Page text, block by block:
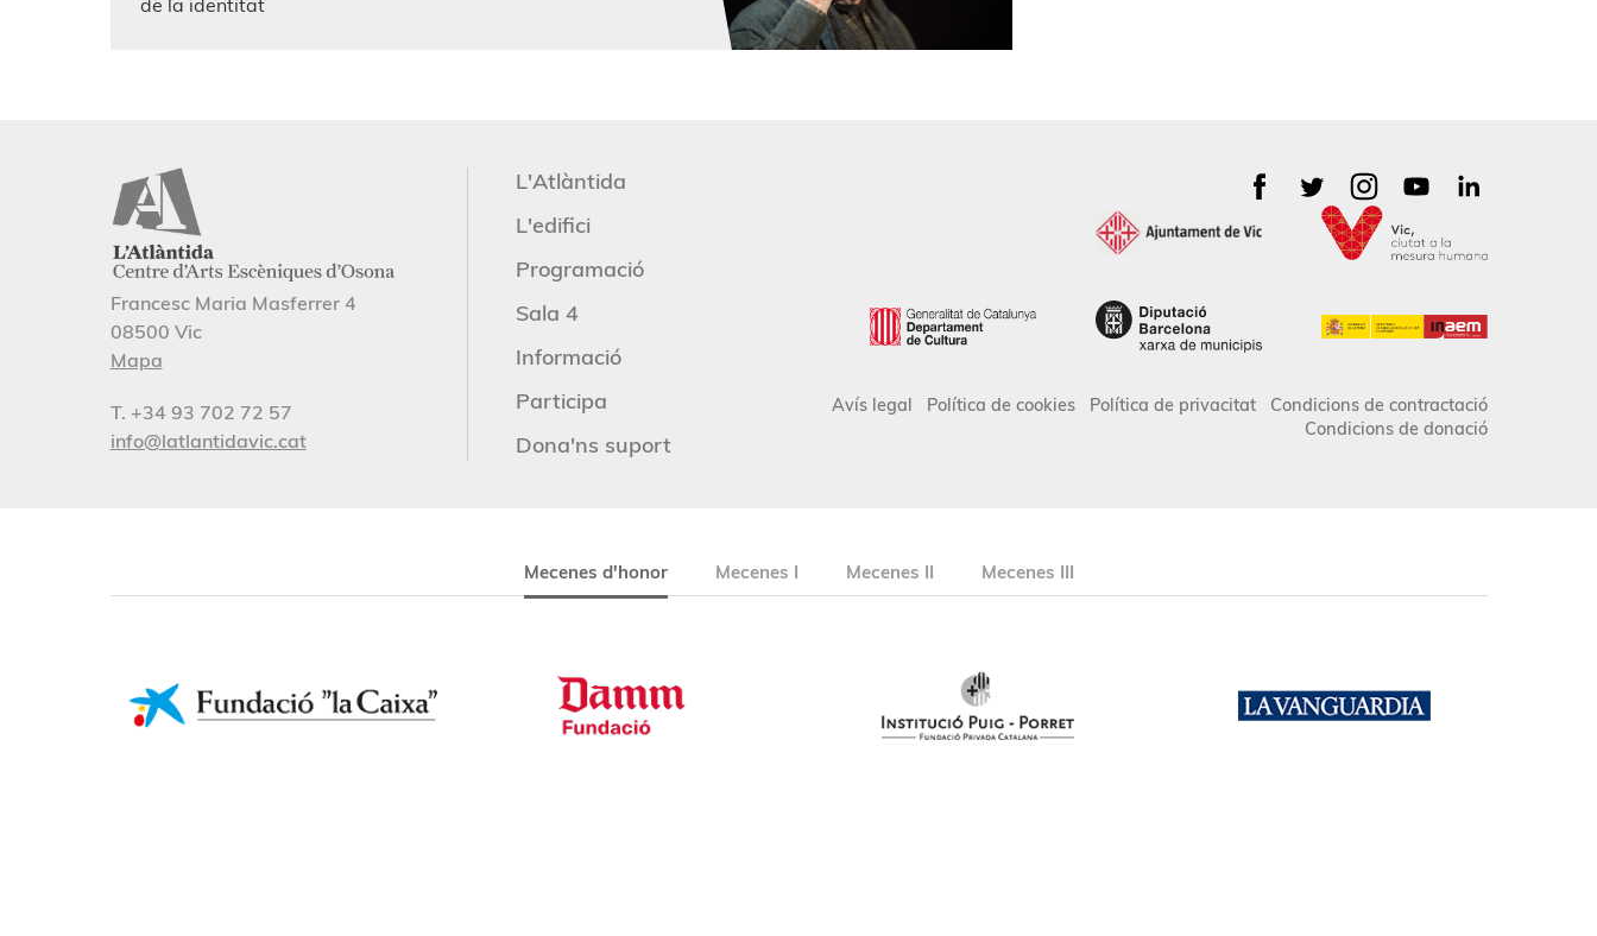
de la identitat
Francesc Maria Masferrer 4
08500 Vic
Mapa
T. +34 93 702 72 57
info@latlantidavic.cat
L'Atlàntida
L'edifici
Programació
Sala 4
Informació
Participa
Dona'ns suport
Avís legal Política de cookies Política de privacitat
Condicions de contractació
Condicions de donació
Mecenes d'honor Mecenes I Mecenes II Mecenes III